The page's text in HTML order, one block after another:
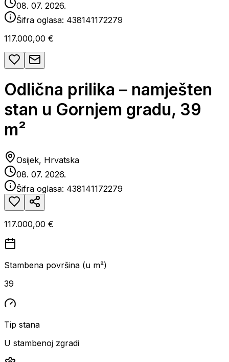
08. 07. 2026.
Šifra oglasa: 438141172279
117.000,00 €
Odlična prilika – namješten
stan u Gornjem gradu, 39
m²
Osijek, Hrvatska
08. 07. 2026.
Šifra oglasa: 438141172279
117.000,00 €
Stambena površina (u m²)
39
Tip stana
U stambenoj zgradi